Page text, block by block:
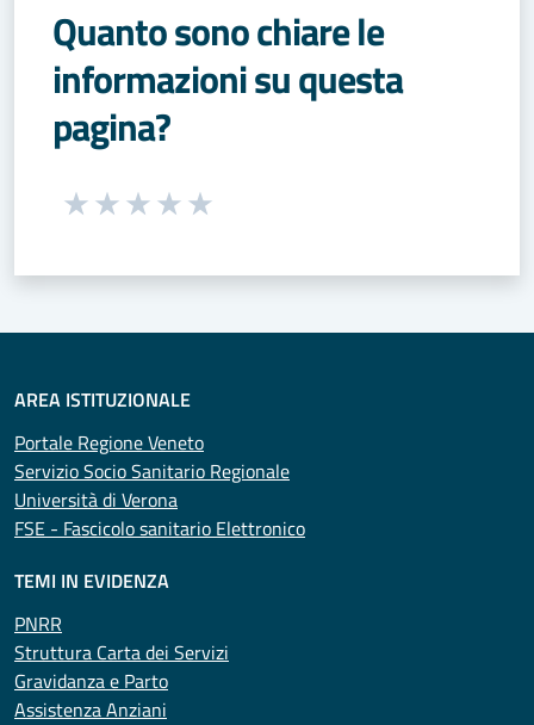
Quanto sono chiare le
informazioni su questa
pagina?
Seleziona una valutazione da 1 a 5 stelle
AREA ISTITUZIONALE
Portale Regione Veneto
Servizio Socio Sanitario Regionale
Università di Verona
FSE - Fascicolo sanitario Elettronico
TEMI IN EVIDENZA
PNRR
Struttura Carta dei Servizi
Gravidanza e Parto
Assistenza Anziani